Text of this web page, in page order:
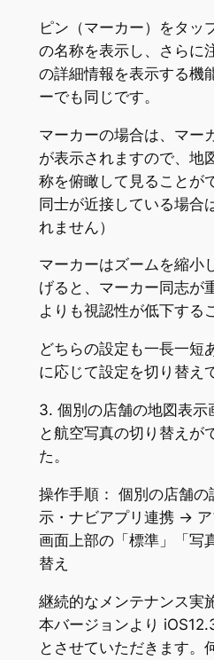
ピン（マーカー）をタッ
の名称を表示し、さらに
の詳細情報を表示する機
ーでも同じです。
マーカーの場合は、マー
が表示されますので、地
称を俯瞰して見ることが
同士が近接している場合
れません）
マーカーはズームを縮小
げると、マーカー同志が
よりも視認性が低下する
どちらの設定も一長一短
に応じて設定を切り替え
3. 個別の店舗の地図表示
と航空写真の切り替えが
た。
操作手順： 個別の店舗
示・ナビアプリ連携 ->
画面上部の「標準」「写
替え
継続的なメンテナンス実
本バージョンより
とさせていただきます。